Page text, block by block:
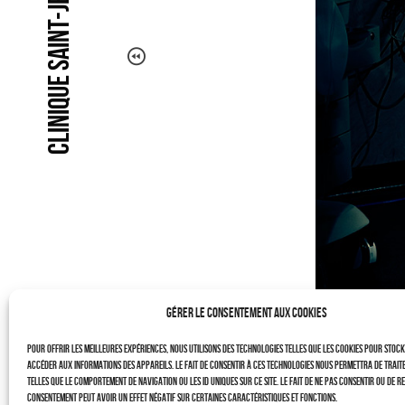
Gérer le consentement aux cookies
Pour offrir les meilleures expériences, nous utilisons des technologies telles que les cookies pour
accéder aux informations des appareils. Le fait de consentir à ces technologies nous permettra de
telles que le comportement de navigation ou les ID uniques sur ce site. Le fait de ne pas consentir ou de
consentement peut avoir un effet négatif sur certaines caractéristiques et fonctions.
LAURENT DUBIN (site)
Politique de cookies (UE)
CLINIQUE SAINT-JEAN